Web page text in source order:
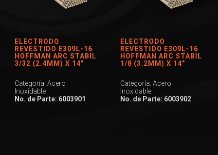
ELECTRODO
REVESTIDO E309L-16
HOFFMAN ARC STABIL
3/32 (2.4MM) X 14″
Categoría: Acero
Inoxidable
No. de Parte: 6003901
ELECTRODO
REVESTIDO E309L-16
HOFFMAN ARC STABIL
1/8 (3.2MM) X 14″
Categoría: Acero
Inoxidable
No. de Parte: 6003902